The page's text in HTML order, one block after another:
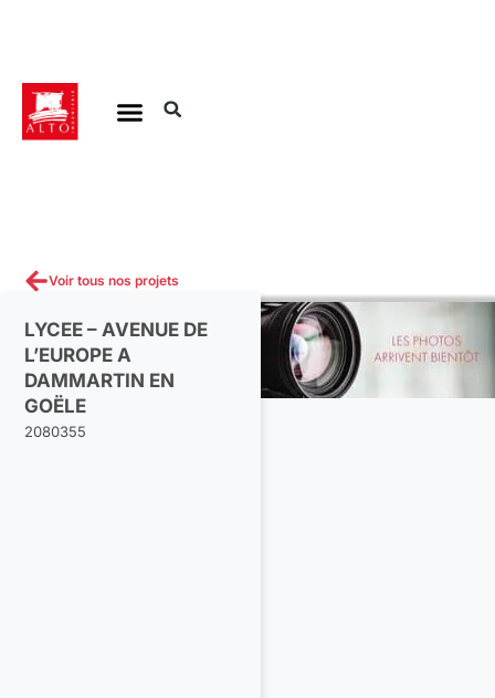
Voir tous nos projets
LYCEE – AVENUE DE
L’EUROPE A
DAMMARTIN EN
GOËLE
2080355